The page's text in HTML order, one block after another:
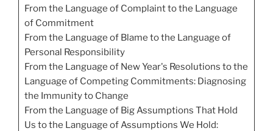
From the Language of Complaint to the Language
of Commitment
From the Language of Blame to the Language of
Personal Responsibility
From the Language of New Year's Resolutions to the
Language of Competing Commitments: Diagnosing
the Immunity to Change
From the Language of Big Assumptions That Hold
Us to the Language of Assumptions We Hold: